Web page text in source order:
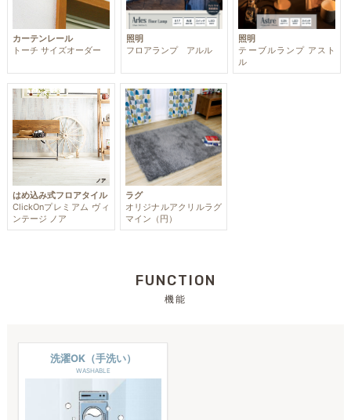
カーテンレール
トーチ サイズオーダー
照明
フロアランプ アルル
照明
テーブルランプ アスト
ル
はめ込み式フロアタイル
ClickOnプレミアム ヴィ
ンテージ ノア
ラグ
オリジナルアクリルラグ
マイン（円）
FUNCTION
機能
洗濯OK（手洗い）
WASHABLE